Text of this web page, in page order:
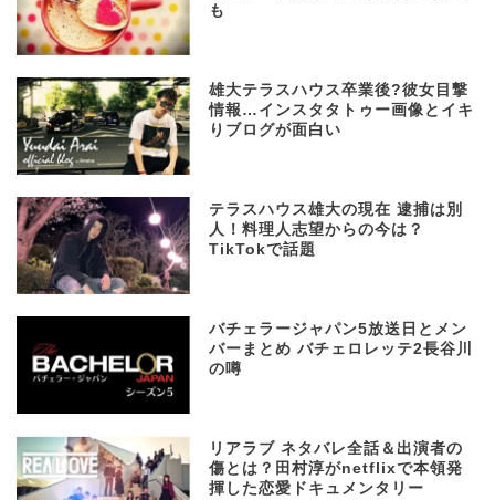
も
雄大テラスハウス卒業後?彼女目撃
情報…インスタタトゥー画像とイキ
りブログが面白い
テラスハウス雄大の現在 逮捕は別
人！料理人志望からの今は？
TikTokで話題
バチェラージャパン5放送日とメン
バーまとめ バチェロレッテ2長谷川
の噂
リアラブ ネタバレ全話＆出演者の
傷とは？田村淳がnetflixで本領発
揮した恋愛ドキュメンタリー